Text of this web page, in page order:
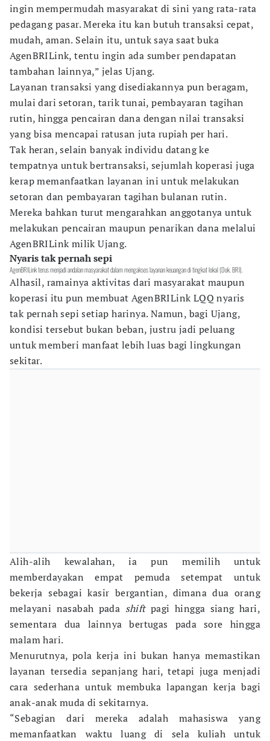
ingin mempermudah masyarakat di sini yang rata-rata
pedagang pasar. Mereka itu kan butuh transaksi cepat,
mudah, aman. Selain itu, untuk saya saat buka
AgenBRILink, tentu ingin ada sumber pendapatan
tambahan lainnya,” jelas Ujang.
Layanan transaksi yang disediakannya pun beragam,
mulai dari setoran, tarik tunai, pembayaran tagihan
rutin, hingga pencairan dana dengan nilai transaksi
yang bisa mencapai ratusan juta rupiah per hari.
Tak heran, selain banyak individu datang ke
tempatnya untuk bertransaksi, sejumlah koperasi juga
kerap memanfaatkan layanan ini untuk melakukan
setoran dan pembayaran tagihan bulanan rutin.
Mereka bahkan turut mengarahkan anggotanya untuk
melakukan pencairan maupun penarikan dana melalui
AgenBRILink milik Ujang.
Nyaris tak pernah sepi
AgenBRILink terus menjadi andalan masyarakat dalam mengakses layanan keuangan di tingkat lokal (Dok. BRI).
Alhasil, ramainya aktivitas dari masyarakat maupun
koperasi itu pun membuat AgenBRILink LQQ nyaris
tak pernah sepi setiap harinya. Namun, bagi Ujang,
kondisi tersebut bukan beban, justru jadi peluang
untuk memberi manfaat lebih luas bagi lingkungan
sekitar.
Alih-alih kewalahan, ia pun memilih untuk
memberdayakan empat pemuda setempat untuk
bekerja sebagai kasir bergantian, dimana dua orang
melayani nasabah pada shiftpagi hingga siang hari,
sementara dua lainnya bertugas pada sore hingga
malam hari.
Menurutnya, pola kerja ini bukan hanya memastikan
layanan tersedia sepanjang hari, tetapi juga menjadi
cara sederhana untuk membuka lapangan kerja bagi
anak-anak muda di sekitarnya.
“Sebagian dari mereka adalah mahasiswa yang
memanfaatkan waktu luang di sela kuliah untuk